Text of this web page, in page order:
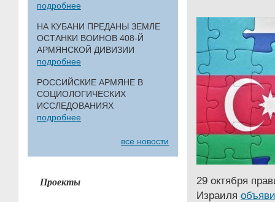
подробнее
НА КУБАНИ ПРЕДАНЫ ЗЕМЛЕ
ОСТАНКИ ВОИНОВ 408-Й
АРМЯНСКОЙ ДИВИЗИИ
подробнее
РОССИЙСКИЕ АРМЯНЕ В
СОЦИОЛОГИЧЕСКИХ
ИССЛЕДОВАНИЯХ
подробнее
все новости
Проекты
29 октября
Израиля